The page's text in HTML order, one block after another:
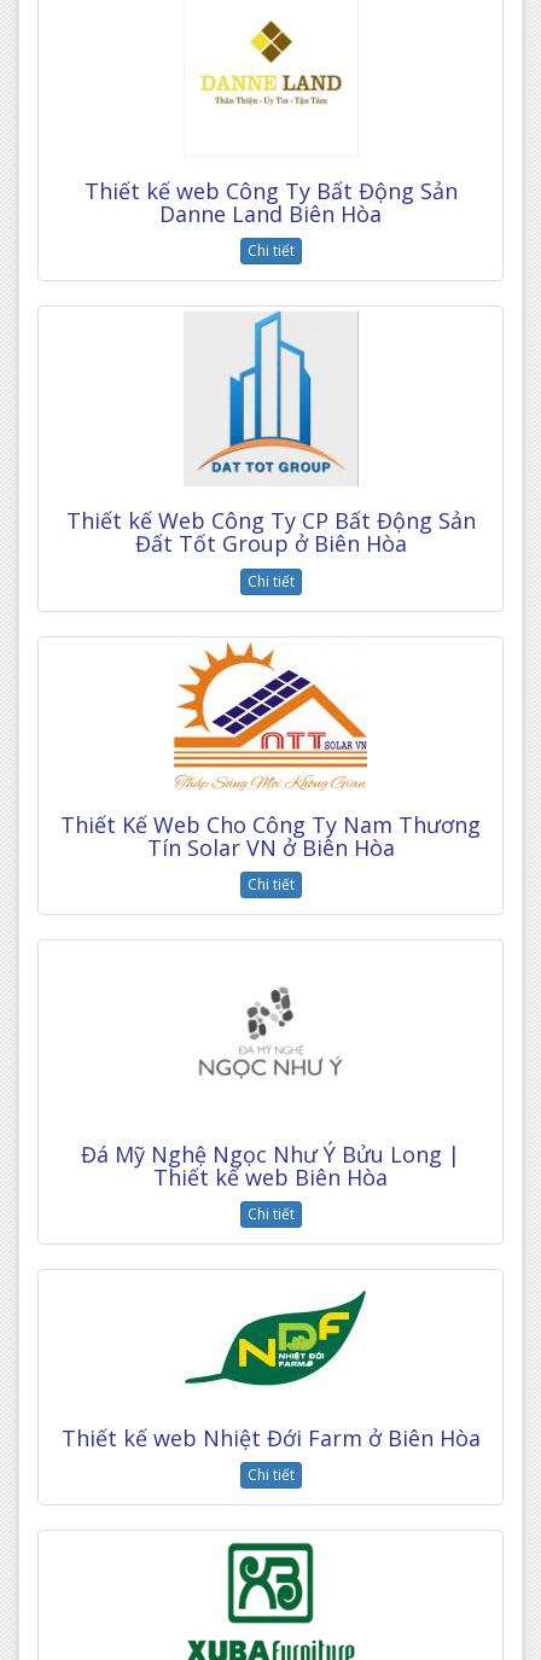
Thiết kế web Công Ty Bất Động Sản
Danne Land Biên Hòa
Chi tiết
Thiết kế Web Công Ty CP Bất Động Sản
Đất Tốt Group ở Biên Hòa
Chi tiết
Thiết Kế Web Cho Công Ty Nam Thương
Tín Solar VN ở Biên Hòa
Chi tiết
Đá Mỹ Nghệ Ngọc Như Ý Bửu Long |
Thiết kế web Biên Hòa
Chi tiết
Thiết kế web Nhiệt Đới Farm ở Biên Hòa
Chi tiết